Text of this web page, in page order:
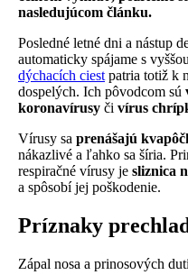
nasledujúcom článku.
Posledné letné dni a nástup
automaticky spájame s
dýchacích ciest patria totiž k
dospelých. Ich pôvodcom sú
koronavírusy či vírus
Vírusy sa prenášajú
nákazlivé a ľahko sa šíria.
respiračné vírusy je sliznica
a spôsobí jej poškodenie.
Príznaky
Zápal nosa a prinosových